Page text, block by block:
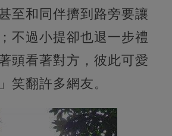
至和同伴擠到路旁要讓
不過小提卻也退一步禮
頭看著對方，彼此可愛
笑翻許多網友。